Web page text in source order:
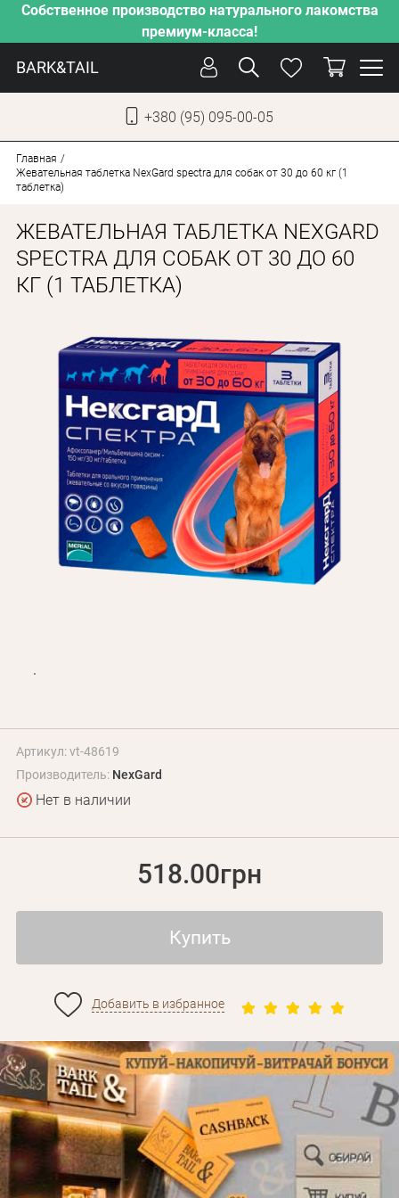
Собственное производство натурального лакомства
премиум-класса!
BARK&TAIL
+380 (95) 095-00-05
КОТЫ
ОТ ЖАРЫ
НАШЕ ПРОИЗВОДСТВО
АКЦИИ
О КОМПАНИИ
БЛОГ
Оплата и доставка
Программа лояльности
О Нас
Оптовым клиентам
Контакты
Главная
Жевательная таблетка NexGard spectra для собак от 30 до 60 кг (1
таблетка)
ЖЕВАТЕЛЬНАЯ ТАБЛЕТКА NEXGARD
SPECTRA ДЛЯ СОБАК ОТ 30 ДО 60
КГ (1 ТАБЛЕТКА)
Артикул: vt-48619
Производитель: NexGard
Нет в наличии
518.00грн
Купить
Добавить в избранное
Забыли пароль?
Личные данные